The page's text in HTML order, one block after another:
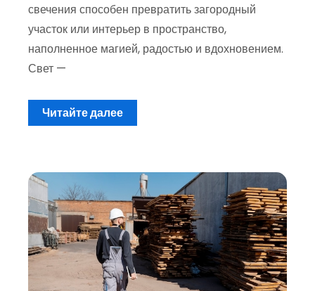
свечения способен превратить загородный
участок или интерьер в пространство,
наполненное магией, радостью и вдохновением.
Свет —
Читайте далее